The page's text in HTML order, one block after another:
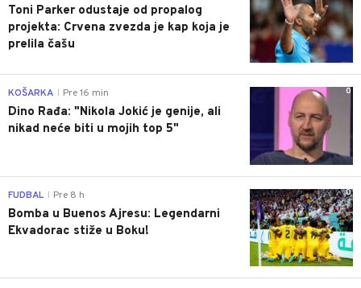
Toni Parker odustaje od propalog
projekta: Crvena zvezda je kap koja je
prelila čašu
0
KOŠARKA Pre 16 min
Dino Rađa: "Nikola Jokić je genije, ali
nikad neće biti u mojih top 5"
0
FUDBAL Pre 8 h
Bomba u Buenos Ajresu: Legendarni
Ekvadorac stiže u Boku!